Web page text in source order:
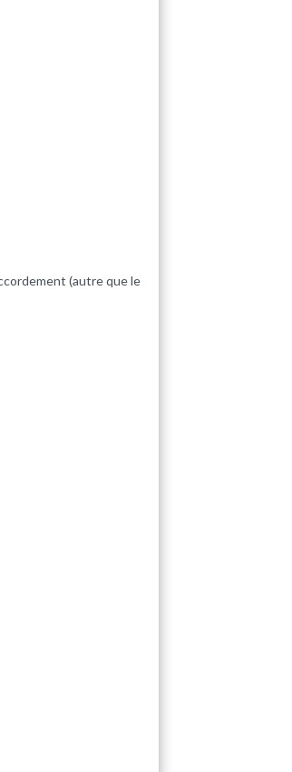
(autre que le